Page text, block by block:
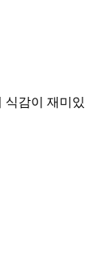
식감이 재미있